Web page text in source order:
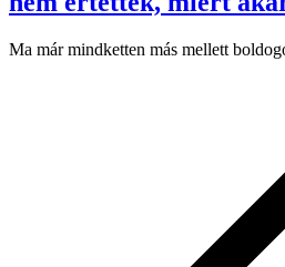
Ma már mindketten más mellett